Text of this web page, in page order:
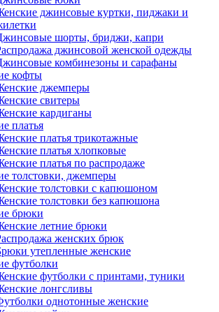
джинсовые куртки, пиджаки и
шорты, бриджи, капри
джинсовой женской одежды
комбинезоны и сарафаны
кофты
джемперы
свитеры
кардиганы
платья
платья трикотажные
платья хлопковые
платья по распродаже
толстовки, джемперы
толстовки с капюшоном
толстовки без капюшона
брюки
летние брюки
женских брюк
утепленные женские
футболки
футболки с принтами, туники
лонгсливы
однотонные женские